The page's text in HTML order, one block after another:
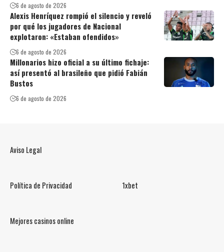
6 de agosto de 2026
Alexis Henríquez rompió el silencio y reveló
por qué los jugadores de Nacional
explotaron: «Estaban ofendidos»
6 de agosto de 2026
Millonarios hizo oficial a su último fichaje:
así presentó al brasileño que pidió Fabián
Bustos
6 de agosto de 2026
Aviso Legal
Política de Privacidad 1xbet
Mejores casinos online